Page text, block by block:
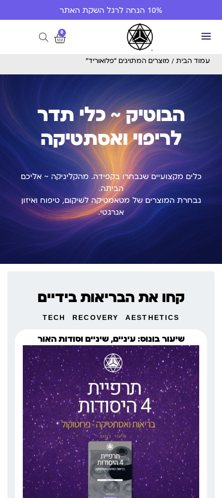
10% הנחה לרגל השקת האתר
0
עמוד הבית / מוצרים המתויגים “פלואוריד”
הבוטיק ~ כלי תדר
לריפוי ואסתטיקה
כלים מקצועיים שנבחרו בקפידה. מהקליניקה ~ אליכם
הביתה.
נבחרת המוצרים של מטאמטיקה לשיקום, טיפוח ואיזון
אנרגטי.
קחו את הבריאות בידיים
AESTHETICS
RECOVERY
TECH
שיעור בונוס: עיניים, שיניים וסודות האור